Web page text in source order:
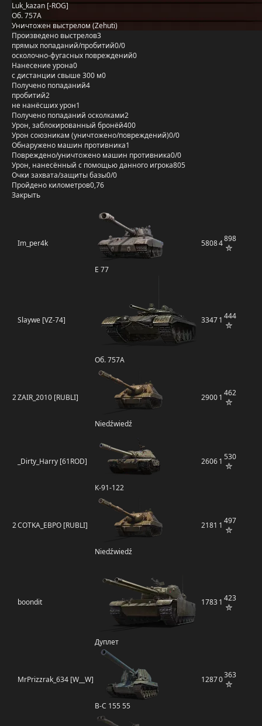
Luk_kazan [-ROG]
Об. 757А
Уничтожен выстрелом (Zehuti)
Произведено выстрелов3
прямых попаданий/пробитий0/0
осколочно-фугасных повреждений0
Нанесение урона0
с дистанции свыше 300 м0
Получено попаданий4
пробитий2
не нанёсших урон1
Получено попаданий осколками2
Урон, заблокированный бронёй400
Урон союзникам (уничтожено/повреждений)0/0
Обнаружено машин противника1
Повреждено/уничтожено машин противника0/0
Урон, нанесённый с помощью данного игрока805
Очки захвата/защиты базы0/0
Пройдено километров0,76
Закрыть
Im_per4k
E 77
58084898
Slaywe [VZ-74]
Об. 757А
33471 444
2ZAIR_2010 [RUBLI]
Niedźwiedź
29001 462
_Dirty_Harry [61ROD]
К-91-122
26061 530
2COTKA_EBPO [RUBLI]
Niedźwiedź
2181 1 497
boondit
Дуплет
17831 423
MrPrizzrak_634 [W__W]
B-C 155 55
12870363